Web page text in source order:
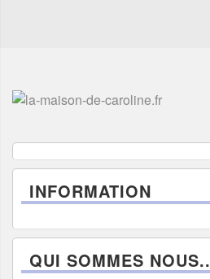
INFORMATION
QUI SOMMES NOUS..